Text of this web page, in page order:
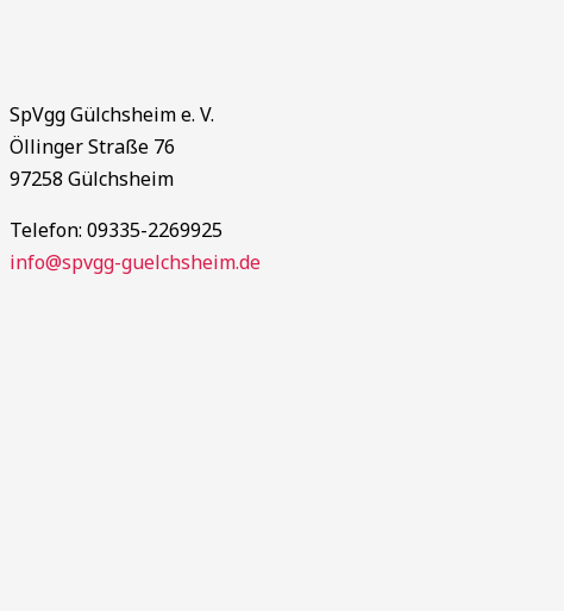
SpVgg Gülchsheim e. V.
Öllinger Straße 76
97258 Gülchsheim
Telefon: 09335-2269925
info@spvgg-guelchsheim.de